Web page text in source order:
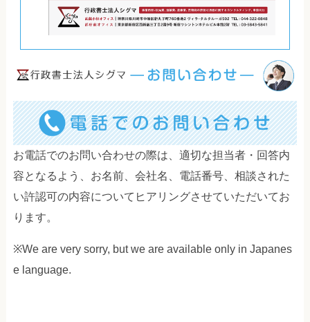
お電話でのお問い合わせの際は、適切な担当者・回答内
容となるよう、お名前、会社名、電話番号、相談された
い許認可の内容についてヒアリングさせていただいてお
ります。
※We are very sorry, but we are available only in Japanes
e language.